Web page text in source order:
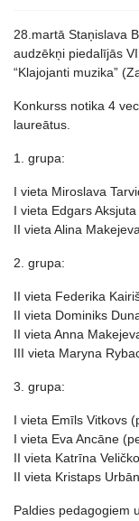
28.martā Staņislava
audzēkņi piedalījās
“Klajojanti muzika”
Konkurss notika 4
laureātus.
1. grupa:
I vieta Miroslava
I vieta Edgars
II vieta Alina
2. grupa:
II vieta Federika
II vieta Dominiks
II vieta Anna
III vieta Maryna
3. grupa:
I vieta Emīls Vitkovs
I vieta Eva Ancāne
II vieta Katrīna
II vieta Kristaps
Paldies pedagogiem